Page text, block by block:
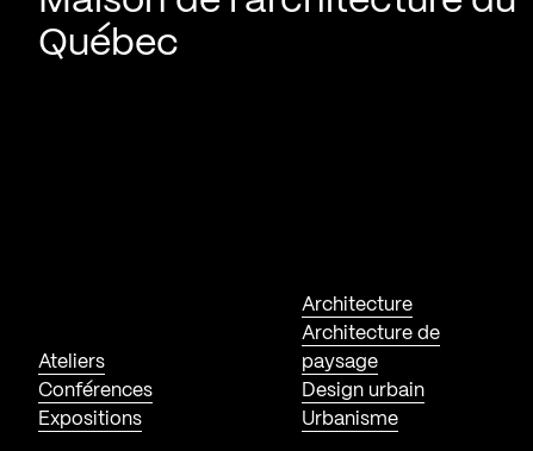
Québec
Ateliers
Conférences
Expositions
Architecture
Architecture de
paysage
Design urbain
Urbanisme